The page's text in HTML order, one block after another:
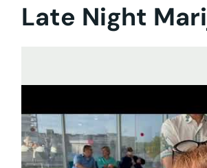
Late Night